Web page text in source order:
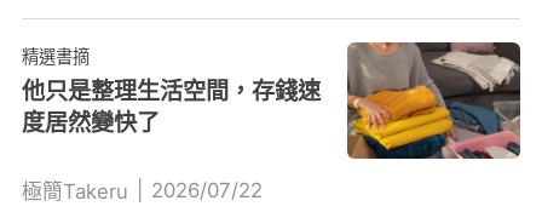
精選書摘
他只是整理生活空間，存錢速
度居然變快了
極簡Takeru 2026/07/22